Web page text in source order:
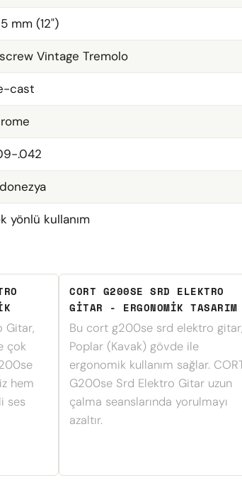
mm (12")
Vintage Tremolo
cast
.042
yönlü kullanım
Gitar,
çok
hem
ses
CORT G200SE SRD ELEKTRO
GITAR - ERGONOMIK TASARIM
Bu cort g200se srd elektro gitar,
Poplar (Kavak) gövde ile
ergonomik kullanım sağlar.
G200se Srd Elektro Gitar uzun
çalma seanslarında yorulmayı
azaltır.